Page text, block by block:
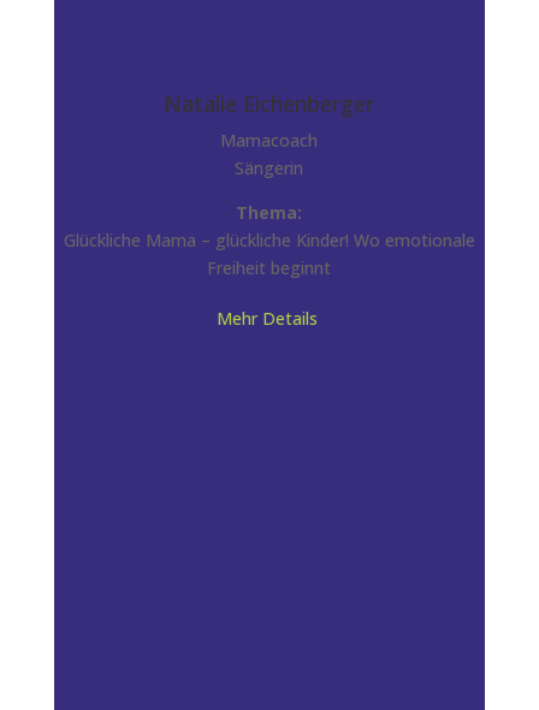
Natalie Eichenberger
Mamacoach
Sängerin
Thema:
Glückliche Mama – glückliche Kinder! Wo emotionale
Freiheit beginnt
Mehr Details